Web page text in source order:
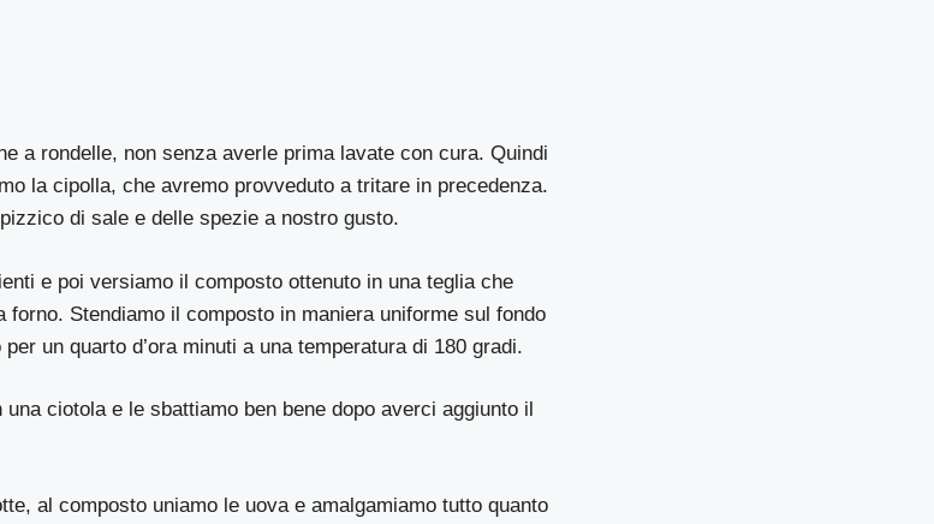
a rondelle, non senza averle prima lavate con cura. Quindi
la cipolla, che avremo provveduto a tritare in precedenza.
di sale e delle spezie a nostro gusto.
e poi versiamo il composto ottenuto in una teglia che
forno. Stendiamo il composto in maniera uniforme sul fondo
un quarto d’ora minuti a una temperatura di 180 gradi.
ciotola e le sbattiamo ben bene dopo averci aggiunto il
al composto uniamo le uova e amalgamiamo tutto quanto